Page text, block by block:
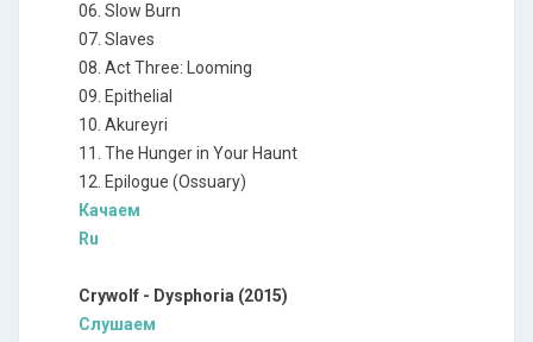
06. Slow Burn
07. Slaves
08. Act Three: Looming
09. Epithelial
10. Akureyri
11. The Hunger in Your Haunt
12. Epilogue (Ossuary)
Качаем
Ru
Crywolf - Dysphoria (2015)
Слушаем